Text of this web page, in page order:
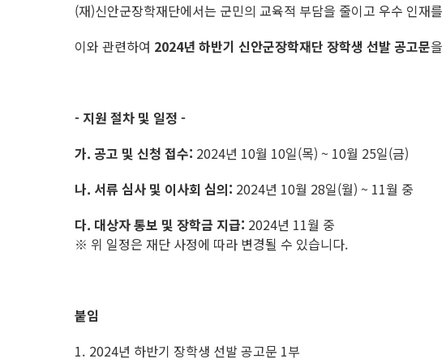
(재)신안군장학재단에서는 군민의 교육적 부담을 줄이고 우수 인재
이와 관련하여 2024년 하반기 신안군장학재단 장학생 선발 공고문
- 지원 절차 및 일정 -
가. 공고 및 신청 접수: 2024년 10월 10일(목) ~ 10월 25일(금)
나. 서류 심사 및 이사회 심의: 2024년 10월 28일(월) ~ 11월 중
다. 대상자 통보 및 장학금 지급: 2024년 11월 중
※ 위 일정은 재단 사정에 따라 변경될 수 있습니다.
붙임
2024년 하반기 장학생 선발 공고문 1부